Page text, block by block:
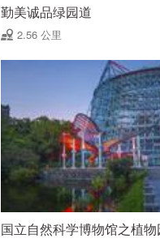
勤美诚品绿园道
2.56 公里
国立自然科学博物馆之植物